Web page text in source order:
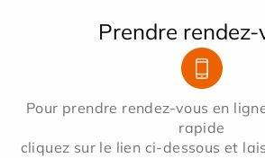
Prendre rendez-
Pour prendre rendez-vous en
rapide
cliquez sur le lien ci-dessous et